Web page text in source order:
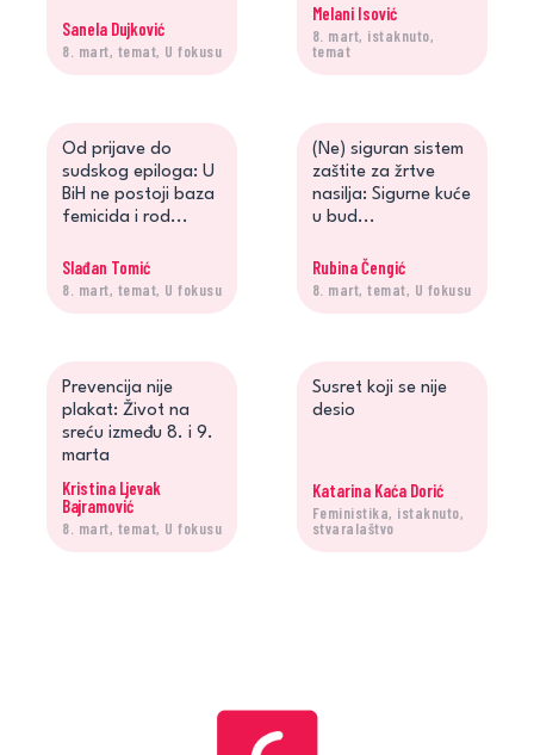
Sanela Dujković
8. mart, temat, U fokusu
Melani Isović
8. mart, istaknuto,
temat
Od prijave do
sudskog epiloga: U
BiH ne postoji baza
femicida i rod...
Slađan Tomić
8. mart, temat, U fokusu
(Ne) siguran sistem
zaštite za žrtve
nasilja: Sigurne kuće
u bud...
Rubina Čengić
8. mart, temat, U fokusu
Prevencija nije
plakat: Život na
sreću između 8. i 9.
marta
Kristina Ljevak
Bajramović
8. mart, temat, U fokusu
Susret koji se nije
desio
Katarina Kaća Dorić
Feministika, istaknuto,
stvaralaštvo